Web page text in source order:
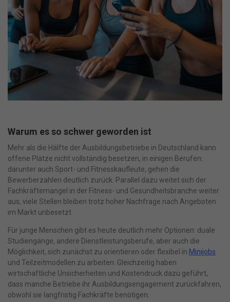
Warum es so schwer geworden ist
Mehr als die Hälfte der Ausbildungsbetriebe in Deutschland kann
offene Plätze nicht vollständig besetzen, in einigen Berufen:
darunter auch Sport- und Fitnesskaufleute, gehen die
Bewerberzahlen deutlich zurück. Parallel dazu weitet sich der
Fachkräftemangel in der Fitness- und Gesundheitsbranche weiter
aus, viele Stellen bleiben trotz hoher Nachfrage nach Angeboten
im Markt unbesetzt.
Für junge Menschen gibt es heute deutlich mehr Optionen: duale
Studiengänge, andere Dienstleistungsberufe, aber auch die
Möglichkeit, sich zunächst zu orientieren oder flexibel in Minijobs
und Teilzeitmodellen zu arbeiten. Gleichzeitig haben
wirtschaftliche Unsicherheiten und Kostendruck dazu geführt,
dass manche Betriebe ihr Ausbildungsengagement zurückfahren,
obwohl sie langfristig Fachkräfte benötigen.